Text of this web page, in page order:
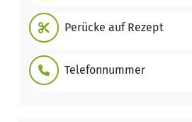
Perücke auf Rezept
Telefonnummer